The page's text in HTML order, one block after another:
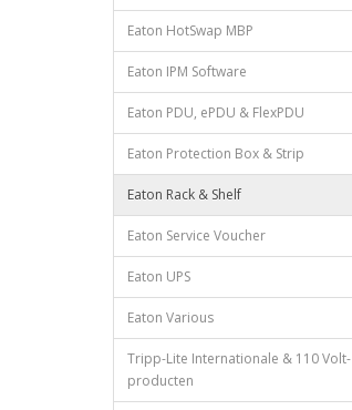
Eaton HotSwap MBP
Eaton IPM Software
Eaton PDU, ePDU & FlexPDU
Eaton Protection Box & Strip
Eaton Rack & Shelf
Eaton Service Voucher
Eaton UPS
Eaton Various
Tripp-Lite Internationale & 110 Volt-
producten